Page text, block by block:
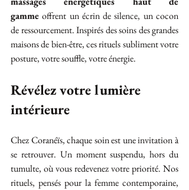
gamme offrent un écrin de silence, un cocon
de ressourcement. Inspirés des soins des grandes
maisons de bien-être, ces rituels subliment votre
posture, votre souffle, votre énergie.
Révélez votre lumière
intérieure
Chez Coranéïs, chaque soin est une invitation à
se retrouver. Un moment suspendu, hors du
tumulte, où vous redevenez votre priorité. Nos
rituels, pensés pour la femme contemporaine,